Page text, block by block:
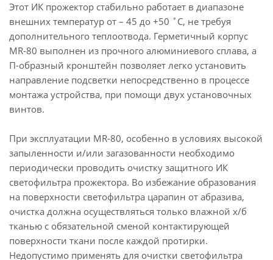
Этот ИК прожектор стабильно работает в диапазоне
внешних температур от – 45 до +50 ˚С, не требуя
дополнительного теплоотвода. Герметичный корпус
MR-80 выполнен из прочного алюминиевого сплава, а
П-образный кронштейн позволяет легко установить
направление подсветки непосредственно в процессе
монтажа устройства, при помощи двух установочных
винтов.
При эксплуатации MR-80, особенно в условиях высокой
запыленности и/или загазованности необходимо
периодически проводить очистку защитного ИК
светофильтра прожектора. Во избежание образования
на поверхности светофильтра царапин от абразива,
очистка должна осуществляться только влажной x/б
тканью с обязательной сменой контактирующей
поверхности ткани после каждой протирки.
Недопустимо применять для очистки светофильтра